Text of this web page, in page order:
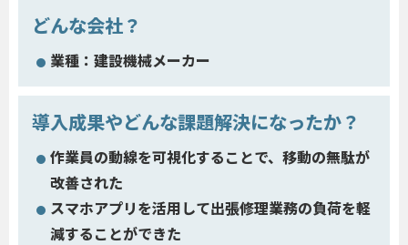
どんな会社？
業種：建設機械メーカー
導入成果やどんな課題解決になったか？
作業員の動線を可視化することで、移動の無駄が
改善された
スマホアプリを活用して出張修理業務の負荷を軽
減することができた